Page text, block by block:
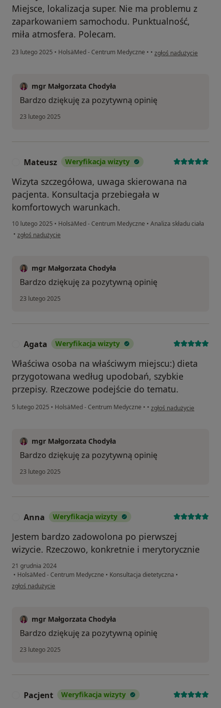
Miejsce, lokalizacja super. Nie ma problemu z
zaparkowaniem samochodu. Punktualność,
miła atmosfera. Polecam.
23 lutego 2025 • HolsäMed - Centrum Medyczne • • w opinii użytkownika
zgłoś nadużycie
mgr Małgorzata Chodyła
Bardzo dziękuję za pozytywną opinię
23 lutego 2025
Mateusz Weryfikacja wizyty
Wizyta szczegółowa, uwaga skierowana na
pacjenta. Konsultacja przebiegała w
komfortowych warunkach.
10 lutego 2025 • HolsäMed - Centrum Medyczne • Analiza składu ciała
• w opinii użytkownika Mateusz
zgłoś nadużycie
mgr Małgorzata Chodyła
Bardzo dziękuję za pozytywną opinię
23 lutego 2025
Agata Weryfikacja wizyty
Właściwa osoba na właściwym miejscu:) dieta
przygotowana według upodobań, szybkie
przepisy. Rzeczowe podejście do tematu.
5 lutego 2025 • HolsäMed - Centrum Medyczne • • w opinii użytkownika
zgłoś nadużycie
mgr Małgorzata Chodyła
Bardzo dziękuję za pozytywną opinię
23 lutego 2025
Anna Weryfikacja wizyty
Jestem bardzo zadowolona po pierwszej
wizycie. Rzeczowo, konkretnie i merytorycznie
21 grudnia 2024
• HolsäMed - Centrum Medyczne • Konsultacja dietetyczna •
w opinii użytkownika Anna
zgłoś nadużycie
mgr Małgorzata Chodyła
Bardzo dziękuję za pozytywną opinię
23 lutego 2025
Pacjent Weryfikacja wizyty